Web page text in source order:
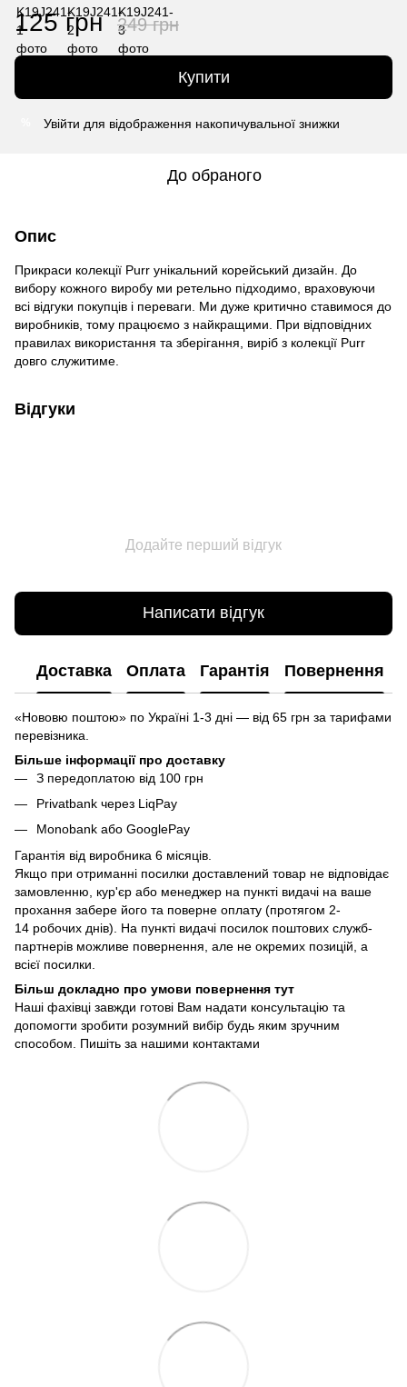
125 грн 249 грн
Купити
Увійти для відображення накопичувальної знижки
До обраного
Опис
Прикраси колекції Purr унікальний корейський дизайн. До
вибору кожного виробу ми ретельно підходимо, враховуючи
всі відгуки покупців і переваги. Ми дуже критично ставимося до
виробників, тому працюємо з найкращими. При відповідних
правилах використання та зберігання, виріб з колекції Purr
довго служитиме.
Відгуки
Додайте перший відгук
Написати відгук
Доставка Оплата Гарантія Повернення
«Нововю поштою» по Україні 1-3 дні — від 65 грн за тарифами
перевізника.
Більше інформації про доставку
З передоплатою від 100 грн
Privatbank через LiqPay
Monobank або GooglePay
Гарантія від виробника 6 місяців.
Якщо при отриманні посилки доставлений товар не відповідає
замовленню, кур'єр або менеджер на пункті видачі на ваше
прохання забере його та поверне оплату (протягом 2-
14 робочих днів). На пункті видачі посилок поштових служб-
партнерів можливе повернення, але не окремих позицій, а
всієї посилки.
Більш докладно про умови повернення тут
Наші фахівці завжди готові Вам надати консультацію та
допомогти зробити розумний вибір будь яким зручним
способом. Пишіть за нашими контактами